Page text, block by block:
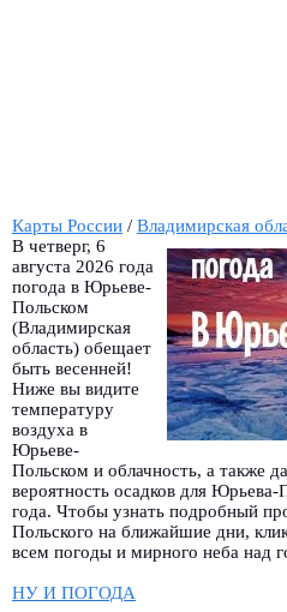
Карты России / Владимирская
В четверг, 6
августа 2026 года
погода в Юрьеве-
Польском
(Владимирская
область) обещает
быть весенней!
Ниже вы видите
температуру
воздуха в
Юрьеве-
Польском и облачность, а также
вероятность осадков для Юрьева-
года. Чтобы узнать подробный
Польского на ближайшие дни,
всем погоды и мирного неба над
НУ И ПОГОДА